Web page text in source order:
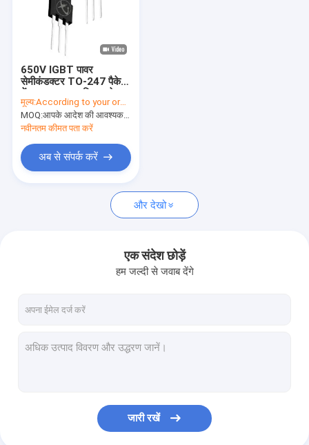
कम वीएफ शॉटकी
हाई पावर सेमीकंडक्टर
सिलिकॉन कार्बाइड MOSFET
सिलिकॉन कार्बाइड एसबीडी
650V IGBT पावर
सेमीकंडक्टर TO-247 पैकेज
साथ
मूल्य:According to your order requirement
MOQ:आपके आदेश की आवश्यकता के अनुसार
नवीनतम कीमत पता करें
अब से संपर्क करें
और देखो
एक संदेश छोड़ें
हम जल्दी से जवाब देंगे
जारी रखें